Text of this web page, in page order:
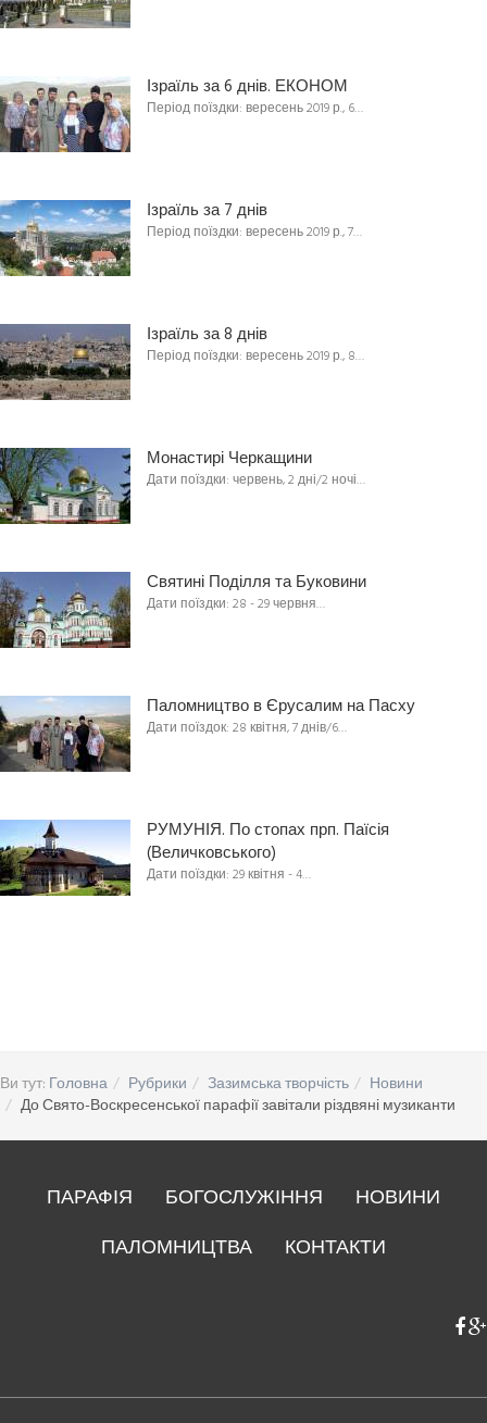
Ізраїль за 6 днів. ЕКОНОМ
Період поїздки: вересень 2019 р., 6…
Ізраїль за 7 днів
Період поїздки: вересень 2019 р., 7…
Ізраїль за 8 днів
Період поїздки: вересень 2019 р., 8…
Монастирі Черкащини
Дати поїздки: червень, 2 дні/2 ночі…
Святині Поділля та Буковини
Дати поїздки: 28 - 29 червня…
Паломництво в Єрусалим на Пасху
Дати поїздок: 28 квітня, 7 днів/6…
РУМУНІЯ. По стопах прп. Паїсія
(Величковського)
Дати поїздки: 29 квітня - 4…
Ви тут: Головна Рубрики Зазимська творчість
Новини
До Свято-Воскресенської парафії завітали різдвяні музиканти
ПАРАФІЯ БОГОСЛУЖІННЯ
НОВИНИ
ПАЛОМНИЦТВА
КОНТАКТИ